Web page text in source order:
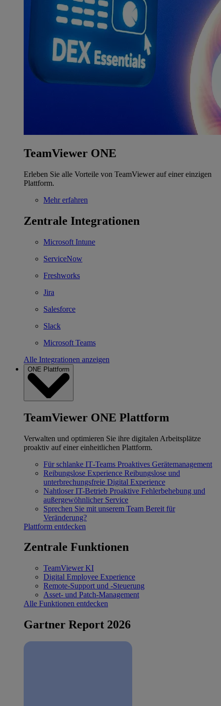
TeamViewer ONE
Erleben Sie alle Vorteile von TeamViewer auf einer einzigen
Plattform.
Mehr erfahren
Zentrale Integrationen
Microsoft Intune
ServiceNow
Freshworks
Jira
Salesforce
Slack
Microsoft Teams
Alle Integrationen anzeigen
ONE Plattform
TeamViewer ONE Plattform
Verwalten und optimieren Sie ihre digitalen Arbeitsplätze
proaktiv auf einer einheitlichen Plattform.
Für schlanke IT‐Teams Proaktives Gerätemanagement
Reibungslose Experience Reibungslose und
unterbrechungsfreie Digital Experience
Nahtloser IT-Betrieb Proaktive Fehlerbehebung und
außergewöhnlicher Service
Sprechen Sie mit unserem Team Bereit für
Veränderung?
Plattform entdecken
Zentrale Funktionen
TeamViewer KI
Digital Employee Experience
Remote-Support und -Steuerung
Asset- und Patch-Management
Alle Funktionen entdecken
Gartner Report 2026